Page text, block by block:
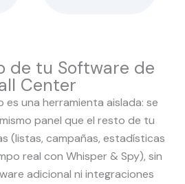
de tu Software de
Center
una herramienta aislada: se
panel que el resto de tu
(listas, campañas, estadísticas
real con Whisper & Spy), sin
adicional ni integraciones